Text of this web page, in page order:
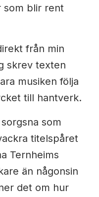
som blir rent
från min
skrev texten
musiken följa
till hantverk.
som
titelspåret
Ternheims
än någonsin
det om hur